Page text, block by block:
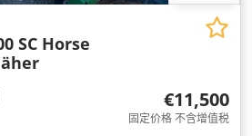
SC Horse
€11,500
固定价格 不含增值税